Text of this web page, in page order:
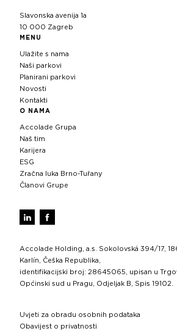
Slavonska avenija 1a
10 000 Zagreb
MENU
Ulažite s nama
Naši parkovi
Planirani parkovi
Novosti
Kontakti
O NAMA
Accolade Grupa
Naš tim
Karijera
ESG
Zračna luka Brno-Tuřany
Članovi Grupe
Accolade Holding, a.s. Sokolovská 394/17,
Karlín, Češka Republika,
identifikacijski broj: 28645065, upisan u
Općinski sud u Pragu, Odjeljak B, Spis 19102.
Uvjeti za obradu osobnih podataka
Obavijest o privatnosti